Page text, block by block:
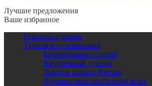
Лучшие предложения
Ваше избранное
Новости туризма
Туризм и путешествия
Бронирование отелей
Внутренний туризм
Золотое кольцо России
Путешествия по странам мира